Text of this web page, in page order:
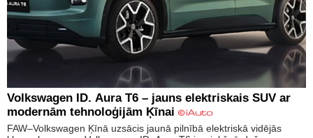
Volkswagen ID. Aura T6 – jauns elektriskais SUV ar
modernām tehnoloģijām Ķīnai
FAW–Volkswagen Ķīnā uzsācis jaunā pilnībā elektriskā vidējās